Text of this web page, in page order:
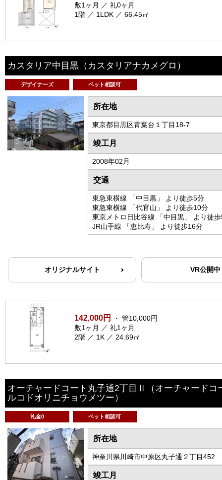
敷1ヶ月 ／ 礼0ヶ月
1階 ／ 1LDK ／ 66.45㎡
カスタリア中目黒 （カスタリアナカメグロ）
デザイナーズ ペット相談可
所在地
東京都目黒区青葉台１丁目18-7
竣工月
2008年02月
交通
東急東横線 「中目黒」 より徒歩5分
東急東横線 「代官山」 より徒歩10分
東京メトロ日比谷線 「中目黒」 より徒
JR山手線 「恵比寿」 より徒歩16分
オリジナルサイト VR公開中
142,000円
・ 管10,000円
敷1ヶ月 ／ 礼1ヶ月
2階 ／ 1K ／ 24.69㎡
オーチャードコート丸子通2丁目Ⅱ
（オーチャードコ
ルコドオリニチョウメツー）
礼金0 ペット相談可
所在地
神奈川県川崎市中原区丸子通２丁目452
竣工月